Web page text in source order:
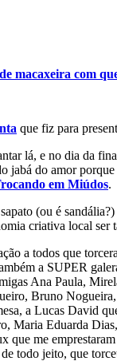
macaxeira com
que fiz para
lá, e no dia da
jabá do amor
em Miúdos.
(ou é sandália?)
criativa local ser
a todos que
a SUPER
Ana Paula,
Bruno
a Lucas David
Maria Eduarda
me
todo jeito, que